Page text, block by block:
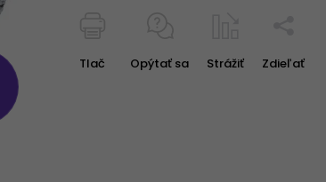
Tlač Opýtať sa Strážiť Zdieľať